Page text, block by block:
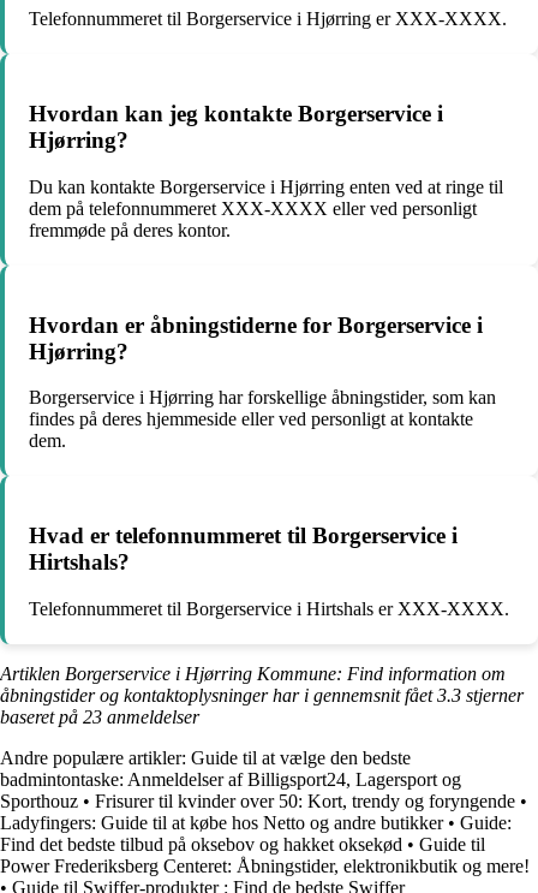
Telefonnummeret til Borgerservice i Hjørring er XXX-XXXX.
Hvordan kan jeg kontakte Borgerservice i
Hjørring?
Du kan kontakte Borgerservice i Hjørring enten ved at ringe til
dem på telefonnummeret XXX-XXXX eller ved personligt
fremmøde på deres kontor.
Hvordan er åbningstiderne for Borgerservice i
Hjørring?
Borgerservice i Hjørring har forskellige åbningstider, som kan
findes på deres hjemmeside eller ved personligt at kontakte
dem.
Hvad er telefonnummeret til Borgerservice i
Hirtshals?
Telefonnummeret til Borgerservice i Hirtshals er XXX-XXXX.
Artiklen Borgerservice i Hjørring Kommune: Find information om
åbningstider og kontaktoplysninger har i gennemsnit fået3.3 stjerner
baseret på 23 anmeldelser
Andre populære artikler: Guide til at vælge den bedste
badmintontaske: Anmeldelser af Billigsport24, Lagersport og
Sporthouz • Frisurer til kvinder over 50: Kort, trendy og foryngende •
Ladyfingers: Guide til at købe hos Netto og andre butikker• Guide:
Find det bedste tilbud på oksebov og hakket oksekød • Guide til
Power Frederiksberg Centeret: Åbningstider, elektronikbutik og mere!
• Guide til Swiffer-produkter : Find de bedste Swiffer